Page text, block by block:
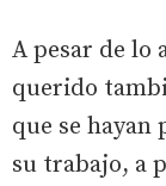
A pesar de lo
querido
que se
su trabajo, a